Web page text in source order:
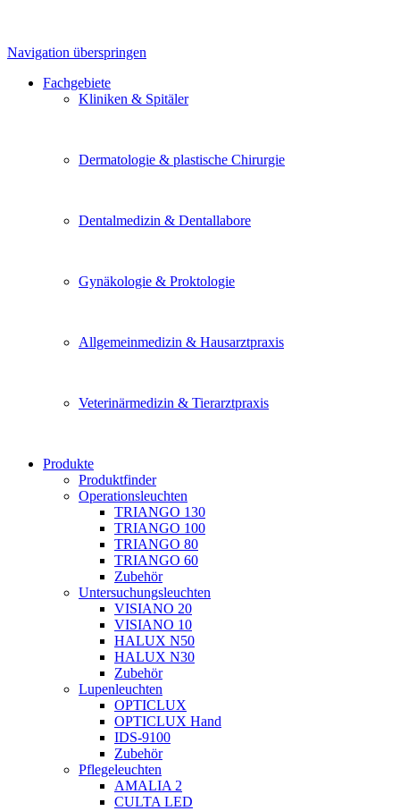
Navigation überspringen
Fachgebiete
Kliniken & Spitäler
Dermatologie & plastische Chirurgie
Dentalmedizin & Dentallabore
Gynäkologie & Proktologie
Allgemeinmedizin & Hausarztpraxis
Veterinärmedizin & Tierarztpraxis
Produkte
Produktfinder
Operationsleuchten
TRIANGO 130
TRIANGO 100
TRIANGO 80
TRIANGO 60
Zubehör
Untersuchungsleuchten
VISIANO 20
VISIANO 10
HALUX N50
HALUX N30
Zubehör
Lupenleuchten
OPTICLUX
OPTICLUX Hand
IDS-9100
Zubehör
Pflegeleuchten
AMALIA 2
CULTA LED